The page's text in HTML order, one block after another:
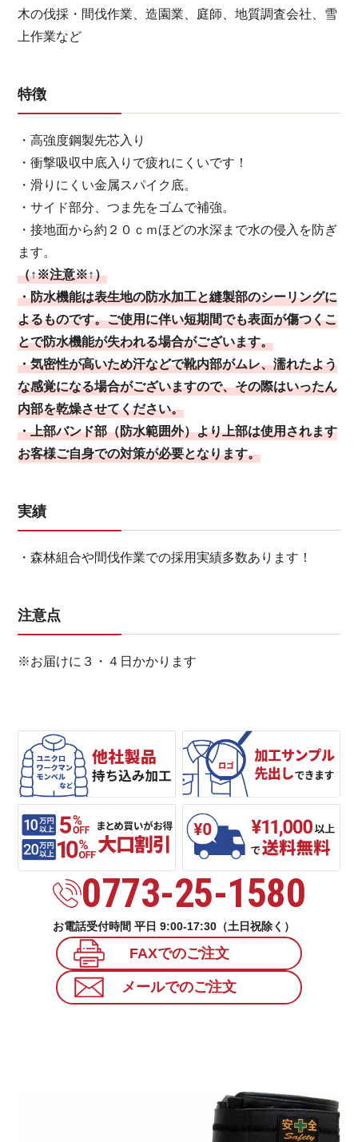
木の伐採・間伐作業、造園業、庭師、地質調査会社、雪
上作業など
特徴
・高強度鋼製先芯入り
・衝撃吸収中底入りで疲れにくいです！
・滑りにくい金属スパイク底。
・サイド部分、つま先をゴムで補強。
・接地面から約２０ｃｍほどの水深まで水の侵入を防ぎ
ます。
（↑※注意※↑）
・防水機能は表生地の防水加工と縫製部のシーリングに
よるものです。ご使用に伴い短期間でも表面が傷つくこ
とで防水機能が失われる場合がございます。
・気密性が高いため汗などで靴内部がムレ、濡れたよう
な感覚になる場合がございますので、その際はいったん
内部を乾燥させてください。
・上部バンド部（防水範囲外）より上部は使用されます
お客様ご自身での対策が必要となります。
実績
・森林組合や間伐作業での採用実績多数あります！
注意点
※お届けに３・４日かかります
0773-25-1580
お電話受付時間 平日 9:00-17:30（土日祝除く）
FAXでのご注文
メールでのご注文